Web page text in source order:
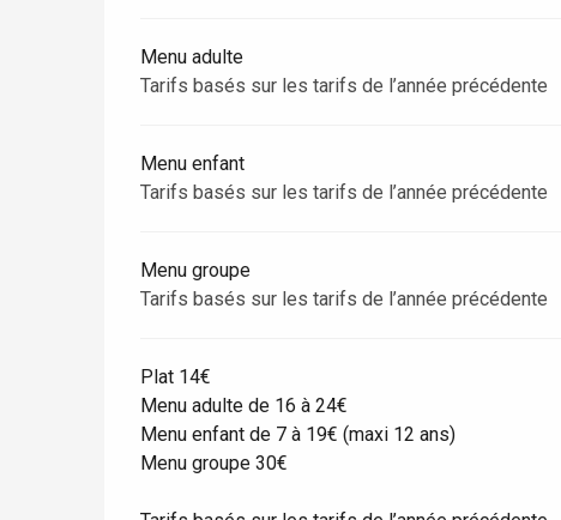
Forges-les-Eaux
Menu adulte
Tarifs basés sur les tarifs de l’année précédente
Menu enfant
Tarifs basés sur les tarifs de l’année précédente
Menu groupe
Tarifs basés sur les tarifs de l’année précédente
Plat 14€
Menu adulte de 16 à 24€
Menu enfant de 7 à 19€ (maxi 12 ans)
Menu groupe 30€